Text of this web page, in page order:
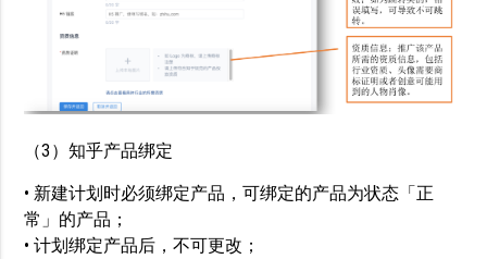
（3）知乎产品绑定
• 新建计划时必须绑定产品，可绑定的产品为状态「正
常」的产品；
• 计划绑定产品后，不可更改；